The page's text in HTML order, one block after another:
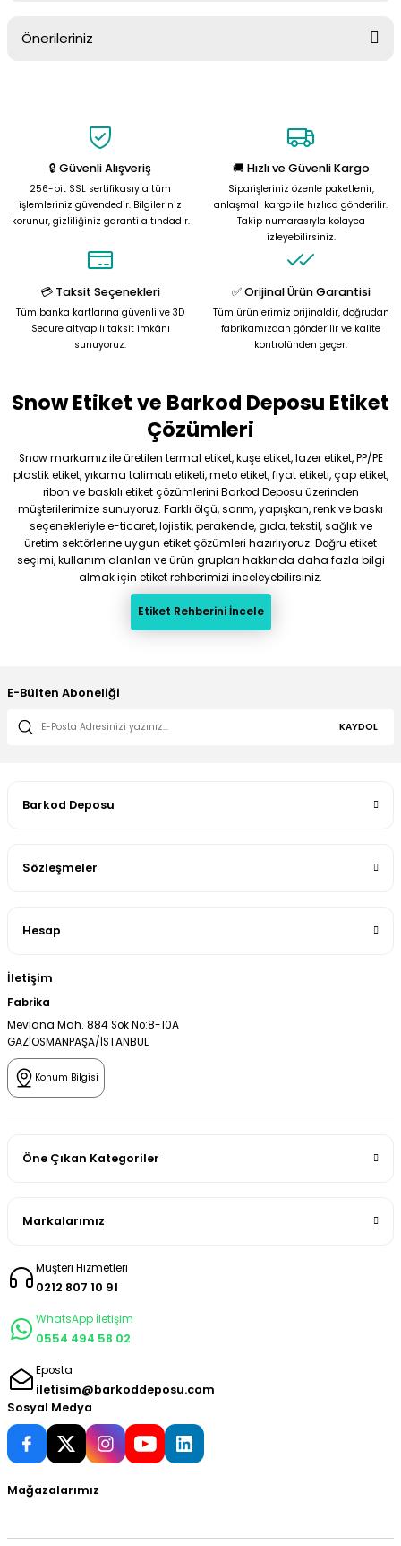
Önerileriniz
Görüş ve önerileriniz için teşekkür ederiz.
Ürün resmi kalitesiz, bozuk veya görüntülenemiyor.
Ürün açıklamasında eksik bilgiler bulunuyor.
Ürün bilgilerinde hatalar bulunuyor.
Ürün fiyatı diğer sitelerden daha pahalı.
Gönder
🔒 Güvenli Alışveriş
256-bit SSL sertifikasıyla tüm
işlemleriniz güvendedir. Bilgileriniz
korunur, gizliliğiniz garanti altındadır.
🚚 Hızlı ve Güvenli Kargo
Siparişleriniz özenle paketlenir,
anlaşmalı kargo ile hızlıca gönderilir.
Takip numarasıyla kolayca
izleyebilirsiniz.
💳 Taksit Seçenekleri
Tüm banka kartlarına güvenli ve 3D
Secure altyapılı taksit imkânı
sunuyoruz.
✅ Orijinal Ürün Garantisi
Tüm ürünlerimiz orijinaldir, doğrudan
fabrikamızdan gönderilir ve kalite
kontrolünden geçer.
Snow Etiket ve Barkod Deposu Etiket
Çözümleri
Snow markamız ile üretilen termal etiket, kuşe etiket, lazer etiket, PP/PE
plastik etiket, yıkama talimatı etiketi, meto etiket, fiyat etiketi, çap etiket,
ribon ve baskılı etiket çözümlerini Barkod Deposu üzerinden
müşterilerimize sunuyoruz. Farklı ölçü, sarım, yapışkan, renk ve baskı
seçenekleriyle e-ticaret, lojistik, perakende, gıda, tekstil, sağlık ve
üretim sektörlerine uygun etiket çözümleri hazırlıyoruz. Doğru etiket
seçimi, kullanım alanları ve ürün grupları hakkında daha fazla bilgi
almak için etiket rehberimizi inceleyebilirsiniz.
Etiket Rehberini İncele
E-Bülten Aboneliği
KAYDOL
Barkod Deposu
Sözleşmeler
Hesap
İletişim
Fabrika
Mevlana Mah. 884 Sok No:8-10A
GAZİOSMANPAŞA/İSTANBUL
Konum Bilgisi
Öne Çıkan Kategoriler
Markalarımız
Müşteri Hizmetleri
0212 807 10 91
WhatsApp İletişim
0554 494 58 02
Eposta
iletisim@barkoddeposu.com
Sosyal Medya
Mağazalarımız